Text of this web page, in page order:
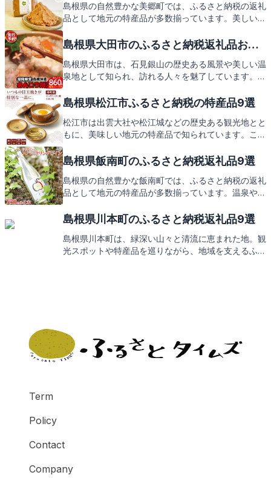
島根県の自然豊かな美郷町では、ふるさと納税の返礼
品として地元の特産品が多数揃っています。美しい景
観光名所や絶品グルメを少しご案内。この地の魅力を
です。
島根県大田市のふるさと納税返礼品おす
すめ9選
島根県大田市は、石見銀山の歴史ある風景や美しい温
泉地として知られ、訪れる人々を魅了しています。こ
です。次は、大田市からの感謝の気持ちを込めた返礼
島根県松江市ふるさと納税の特産品9選
松江市は出雲大社や松江城などの歴史ある観光地とと
もに、美味しい地元の特産品で知られています。この
礼品についてご紹介しますので、どうぞお楽しみに。
島根県飯南町のふるさと納税返礼品9選
島根県の自然豊かな飯南町では、ふるさと納税の返礼
品として地元の特産品が多数揃っています。温泉や緑
逸品で舌鼓。これからその返礼品の数々をご紹介して
島根県川本町のふるさと納税返礼品9選
島根県川本町は、緑深い山々と清流に恵まれた地。観
光スポットや特産品を巡りながら、地域を支えるふる
Term
Policy
Contact
Company